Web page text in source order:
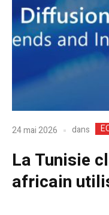
24 mai 2026 dans
La Tunisie
africain